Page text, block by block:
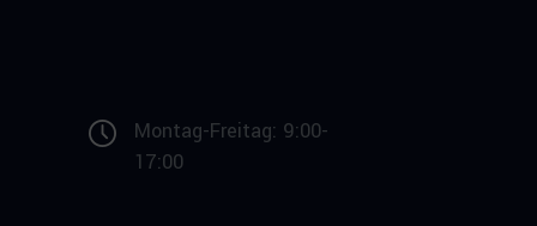
Montag-Freitag: 9:00-
17:00